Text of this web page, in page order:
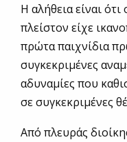
Η αλήθεια είναι
πλείστον είχε
πρώτα παιχνίδια
συγκεκριμένες
αδυναμίες που
σε συγκεκριμένες
Από πλευράς